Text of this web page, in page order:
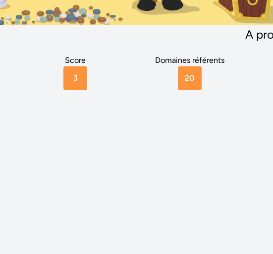
A
Score
3
Domaines référents
20